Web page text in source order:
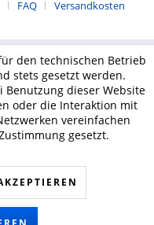
FAQ Versandkosten
den technischen Betrieb
stets gesetzt werden.
Benutzung dieser Website
oder die Interaktion mit
vereinfachen
gesetzt.